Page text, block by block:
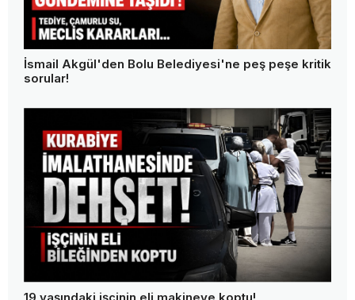
İsmail Akgül'den Bolu Belediyesi'ne peş peşe kritik
sorular!
19 yaşındaki işçinin eli makineye koptu!